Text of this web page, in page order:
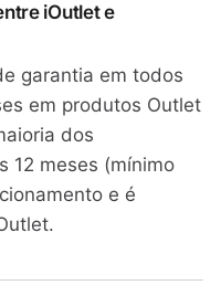
iOutlet e
garantia em todos
em produtos Outlet
dos
12 meses (mínimo
e é